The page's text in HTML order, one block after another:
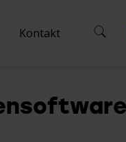
Kontakt